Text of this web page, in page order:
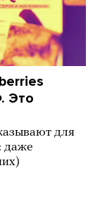
Это
для
даже